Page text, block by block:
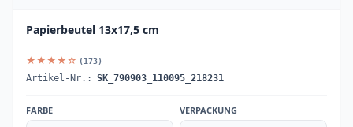
Papierbeutel 13x17,5 cm
★★★★☆ (173)
Artikel-Nr.: SK_790903_110095_218231
FARBE VERPACKUNG